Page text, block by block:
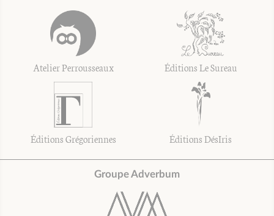
Atelier Perrousseaux Éditions Le Sureau
Éditions Grégoriennes Éditions DésIris
Groupe Adverbum